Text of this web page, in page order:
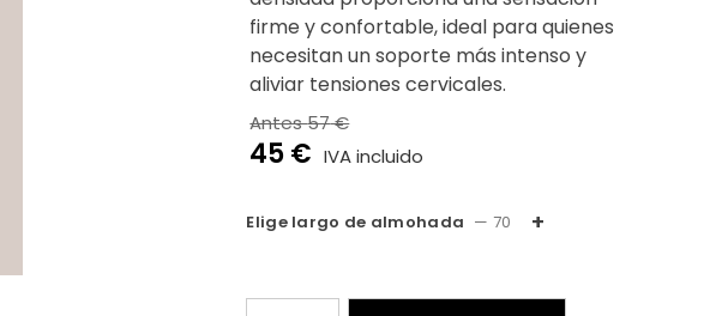
firme y confortable, ideal para quienes
necesitan un soporte más intenso y
aliviar tensiones cervicales.
57
45
Elige largo de almohada — 70